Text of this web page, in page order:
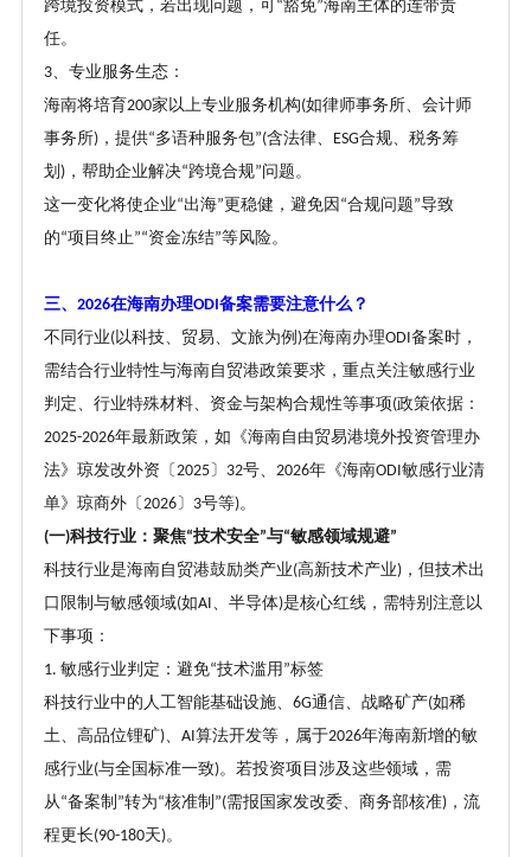
跨境投资模式，若出现问题，可“豁免”海南主体的连带责
任。
3、专业服务生态：
海南将培育200家以上专业服务机构(如律师事务所、会计师
事务所)，提供“多语种服务包”(含法律、 ESG合规、税务筹
划 )，帮助企业解决“跨境合规”问题。
这一变化将使企业“出海”更稳健，避免因 “合规问题”导致
的“项目终止”“资金冻结”等风险。
三、 2026在海南办理ODI备案需要注意什么？
不同行业(以科技、贸易、文旅为例 )在海南办理ODI备案时，
需结合行业特性与海南自贸港政策要求，重点关注敏感行业
判定、行业特殊材料、资金与架构合规性等事项(政策依据：
2025-2026年最新政策，如《海南自由贸易港境外投资管理办
法》琼发改外资〔 2025〕 32号、 2026年《海南ODI敏感行业清
单》琼商外〔 2026〕 3号等)。
(一)科技行业：聚焦“技术安全”与“敏感领域规避”
科技行业是海南自贸港鼓励类产业(高新技术产业)，但技术出
口限制与敏感领域(如AI、半导体)是核心红线，需特别注意以
下事项：
1. 敏感行业判定：避免“技术滥用 ”标签
科技行业中的人工智能基础设施、 6G通信、战略矿产(如稀
土、高品位锂矿)、 AI算法开发等，属于2026年海南新增的敏
感行业(与全国标准一致)。若投资项目涉及这些领域，需
从“备案制 ”转为“核准制 ”(需报国家发改委、商务部核准)，流
程更长(90-180天)。